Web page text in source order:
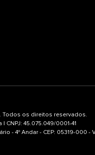
Todos os direitos reservados.
CNPJ: 45.075.049/0001-41
- 4º Andar - CEP: 05319-000